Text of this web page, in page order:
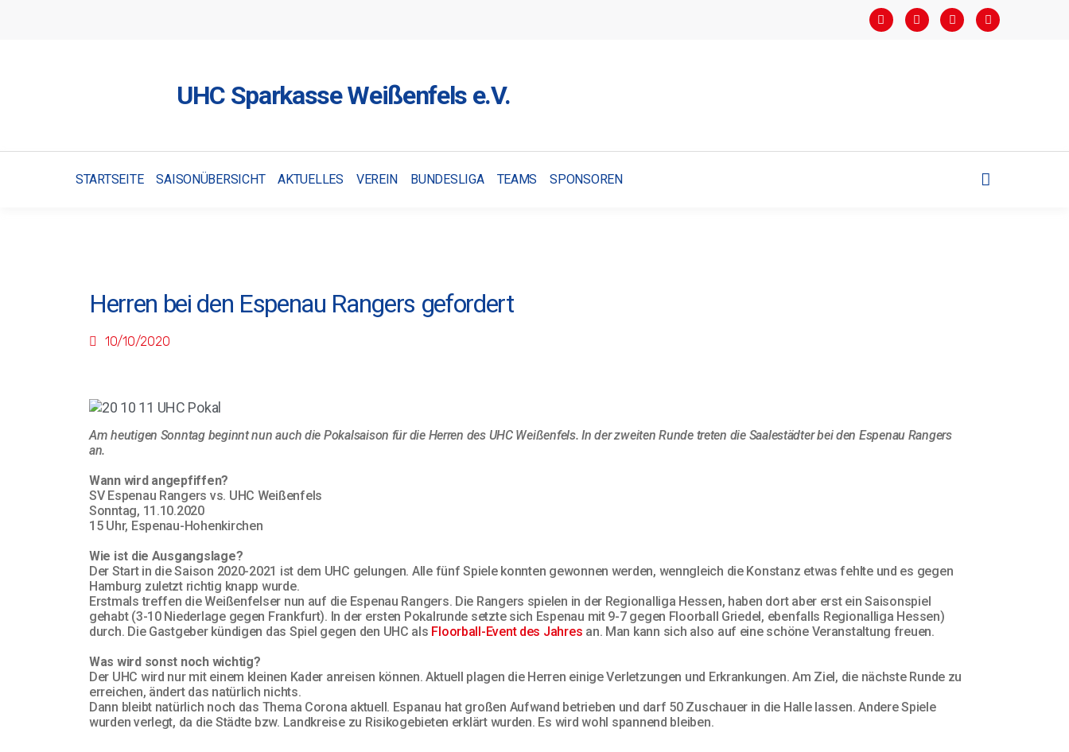
UHC Sparkasse Weißenfels e.V.
STARTSEITE SAISONÜBERSICHT AKTUELLES VEREIN BUNDESLIGA TEAMS SPONSOREN
Herren bei den Espenau Rangers gefordert
10/10/2020
Am heutigen Sonntag beginnt nun auch die Pokalsaison für die Herren des UHC Weißenfels. In der zweiten Runde treten die Saalestädter bei den Espenau Rangers
an.
Wann wird angepfiffen?
SV Espenau Rangers vs. UHC Weißenfels
Sonntag, 11.10.2020
15 Uhr, Espenau-Hohenkirchen
Wie ist die Ausgangslage?
Der Start in die Saison 2020-2021 ist dem UHC gelungen. Alle fünf Spiele konnten gewonnen werden, wenngleich die Konstanz etwas fehlte und es gegen
Hamburg zuletzt richtig knapp wurde.
Erstmals treffen die Weißenfelser nun auf die Espenau Rangers. Die Rangers spielen in der Regionalliga Hessen, haben dort aber erst ein Saisonspiel
gehabt (3-10 Niederlage gegen Frankfurt). In der ersten Pokalrunde setzte sich Espenau mit 9-7 gegen Floorball Griedel, ebenfalls Regionalliga Hessen)
durch. Die Gastgeber kündigen das Spiel gegen den UHC als Floorball-Event des Jahres an. Man kann sich also auf eine schöne Veranstaltung freuen.
Was wird sonst noch wichtig?
Der UHC wird nur mit einem kleinen Kader anreisen können. Aktuell plagen die Herren einige Verletzungen und Erkrankungen. Am Ziel, die nächste Runde zu
erreichen, ändert das natürlich nichts.
Dann bleibt natürlich noch das Thema Corona aktuell. Espanau hat großen Aufwand betrieben und darf 50 Zuschauer in die Halle lassen. Andere Spiele
wurden verlegt, da die Städte bzw. Landkreise zu Risikogebieten erklärt wurden. Es wird wohl spannend bleiben.